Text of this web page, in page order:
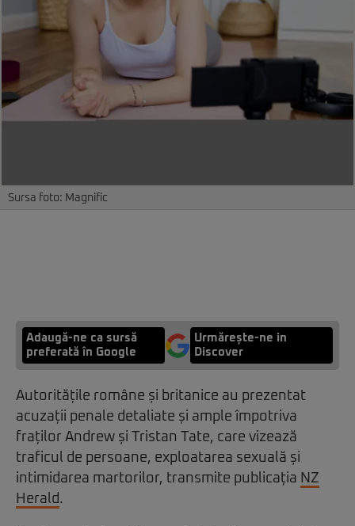
Sursa foto: Magnific
Adaugă-ne ca sursă
preferată în Google
Urmărește-ne in
Discover
Autoritățile române și britanice au prezentat
acuzații penale detaliate și ample împotriva
fraților Andrew și Tristan Tate, care vizează
traficul de persoane, exploatarea sexuală și
intimidarea martorilor, transmite publicația NZ
Herald.